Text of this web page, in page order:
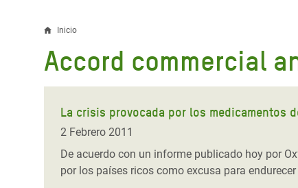
EN QUÉ TRABAJAMOS
Agua y Servicios de
Saneamiento
y Recursos Naturales
Conflictos y Desastres
Desigualdad Extrema y
en
ÚNETE A NUESTRAS CAMPAÑAS
Climate Justice
Hands Off Our Spaces
Únete a Nuestra Comunidad para
#ActuaPorElClima
Erradiquemos el Sufrimiento Humano que
se Oculta tras los Alimentos
enlaces
ayuda
Inicio
Accord commercial
La crisis provocada por los medicamentos
2 Febrero 2011
De acuerdo con un informe publicado hoy por
por los países ricos como excusa para